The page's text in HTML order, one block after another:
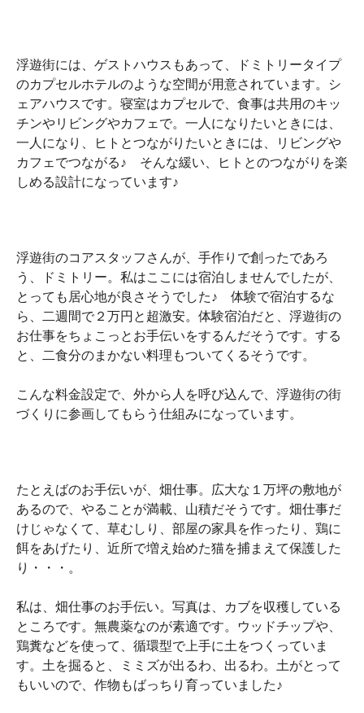
浮遊街には、ゲストハウスもあって、ドミトリータイプ
のカプセルホテルのような空間が用意されています。シ
ェアハウスです。寝室はカプセルで、食事は共用のキッ
チンやリビングやカフェで。一人になりたいときには、
一人になり、ヒトとつながりたいときには、リビングや
カフェでつながる♪ そんな緩い、ヒトとのつながりを楽
しめる設計になっています♪
浮遊街のコアスタッフさんが、手作りで創ったであろ
う、ドミトリー。私はここには宿泊しませんでしたが、
とっても居心地が良さそうでした♪ 体験で宿泊するな
ら、二週間で２万円と超激安。体験宿泊だと、浮遊街の
お仕事をちょこっとお手伝いをするんだそうです。する
と、二食分のまかない料理もついてくるそうです。
こんな料金設定で、外から人を呼び込んで、浮遊街の街
づくりに参画してもらう仕組みになっています。
たとえばのお手伝いが、畑仕事。広大な１万坪の敷地が
あるので、やることが満載、山積だそうです。畑仕事だ
けじゃなくて、草むしり、部屋の家具を作ったり、鶏に
餌をあげたり、近所で増え始めた猫を捕まえて保護した
り・・・。
私は、畑仕事のお手伝い。写真は、カブを収穫している
ところです。無農薬なのが素適です。ウッドチップや、
鶏糞などを使って、循環型で上手に土をつくっていま
す。土を掘ると、ミミズが出るわ、出るわ。土がとって
もいいので、作物もばっちり育っていました♪